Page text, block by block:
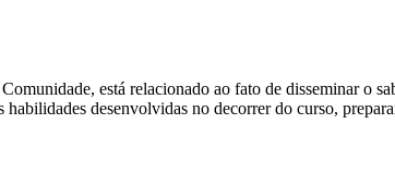
está relacionado ao fato de disseminar o
desenvolvidas no decorrer do curso,